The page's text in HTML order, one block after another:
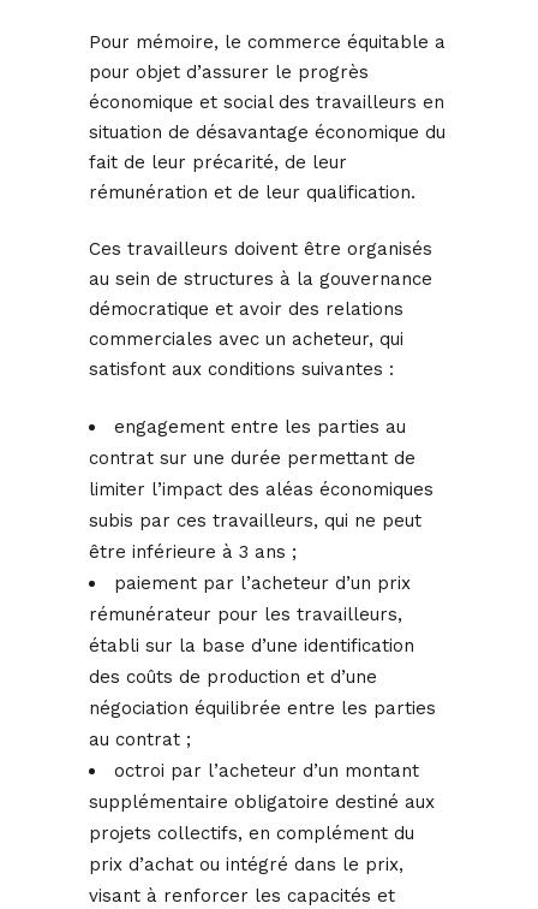
Pour mémoire, le commerce équitable a
pour objet d’assurer le progrès
économique et social des travailleurs en
situation de désavantage économique du
fait de leur précarité, de leur
rémunération et de leur qualification.
Ces travailleurs doivent être organisés
au sein de structures à la gouvernance
démocratique et avoir des relations
commerciales avec un acheteur, qui
satisfont aux conditions suivantes :
engagement entre les parties au
contrat sur une durée permettant de
limiter l’impact des aléas économiques
subis par ces travailleurs, qui ne peut
être inférieure à 3 ans ;
paiement par l’acheteur d’un prix
rémunérateur pour les travailleurs,
établi sur la base d’une identification
des coûts de production et d’une
négociation équilibrée entre les parties
au contrat ;
octroi par l’acheteur d’un montant
supplémentaire obligatoire destiné aux
projets collectifs, en complément du
prix d’achat ou intégré dans le prix,
visant à renforcer les capacités et